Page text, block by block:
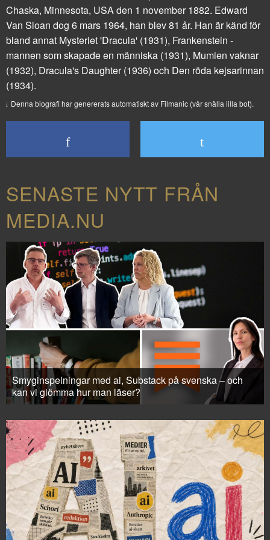
Chaska, Minnesota, USA den 1 november 1882. Edward
Van Sloan dog 6 mars 1964, han blev 81 år. Han är känd för
bland annat Mysteriet 'Dracula' (1931), Frankenstein -
mannen som skapade en människa (1931), Mumien vaknar
(1932), Dracula's Daughter(1936) och Den röda kejsarinnan
(1934).
Denna biografi har genererats automatiskt av Filmanic (vår snälla lilla bot).
SENASTE NYTT FRÅN
MEDIA.NU
Smyginspelningar med ai, Substack på svenska – och
kan vi glömma hur man läser?